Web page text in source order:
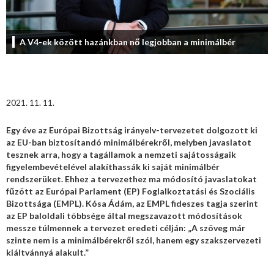
A V4-ek között hazánkban nő legjobban a minimálbér
2021. 11. 11.
Egy éve az Európai Bizottság irányelv-tervezetet dolgozott ki
az EU-ban biztosítandó minimálbérekről, melyben javaslatot
tesznek arra, hogy a tagállamok a nemzeti sajátosságaik
figyelembevételével alakíthassák ki saját minimálbér
rendszerüket. Ehhez a tervezethez ma módosító javaslatokat
fűzött az Európai Parlament (EP) Foglalkoztatási és Szociális
Bizottsága (EMPL). Kósa Ádám, az EMPL fideszes tagja szerint
az EP baloldali többsége által megszavazott módosítások
messze túlmennek a tervezet eredeti célján: „A szöveg már
szinte nem is a minimálbérekről szól, hanem egy szakszervezeti
kiáltvánnyá alakult.”